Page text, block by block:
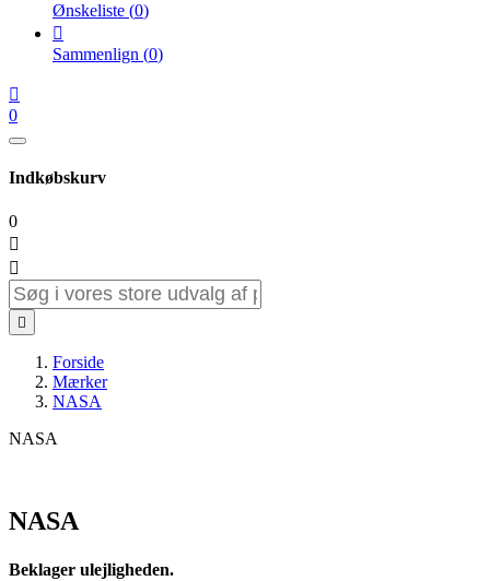
Ønskeliste (0)

Sammenlign (0)

0
Indkøbskurv
0



Forside
Mærker
NASA
NASA
NASA
Beklager ulejligheden.